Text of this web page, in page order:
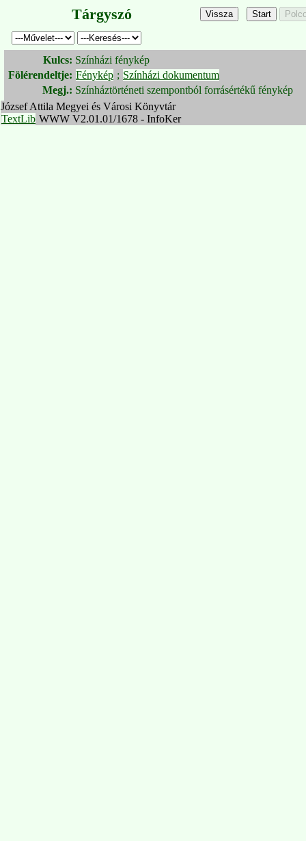
Tárgyszó
Kulcs: Színházi fénykép
Fölérendeltje: Fénykép ; Színházi dokumentum
Megj.: Színháztörténeti szempontból forrásértékű fénykép
József Attila Megyei és Városi Könyvtár
TextLib WWW V2.01.01/1678 - InfoKer